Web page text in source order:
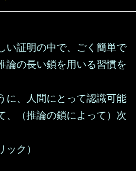
い証明の中で、ごく簡単で
論の長い鎖を用いる習慣を
に、人間にとって認識可能
、（推論の鎖によって）次
ック）